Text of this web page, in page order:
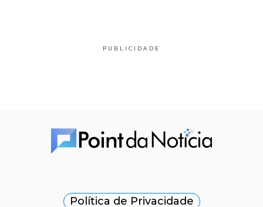
PUBLICIDADE
Política de Privacidade